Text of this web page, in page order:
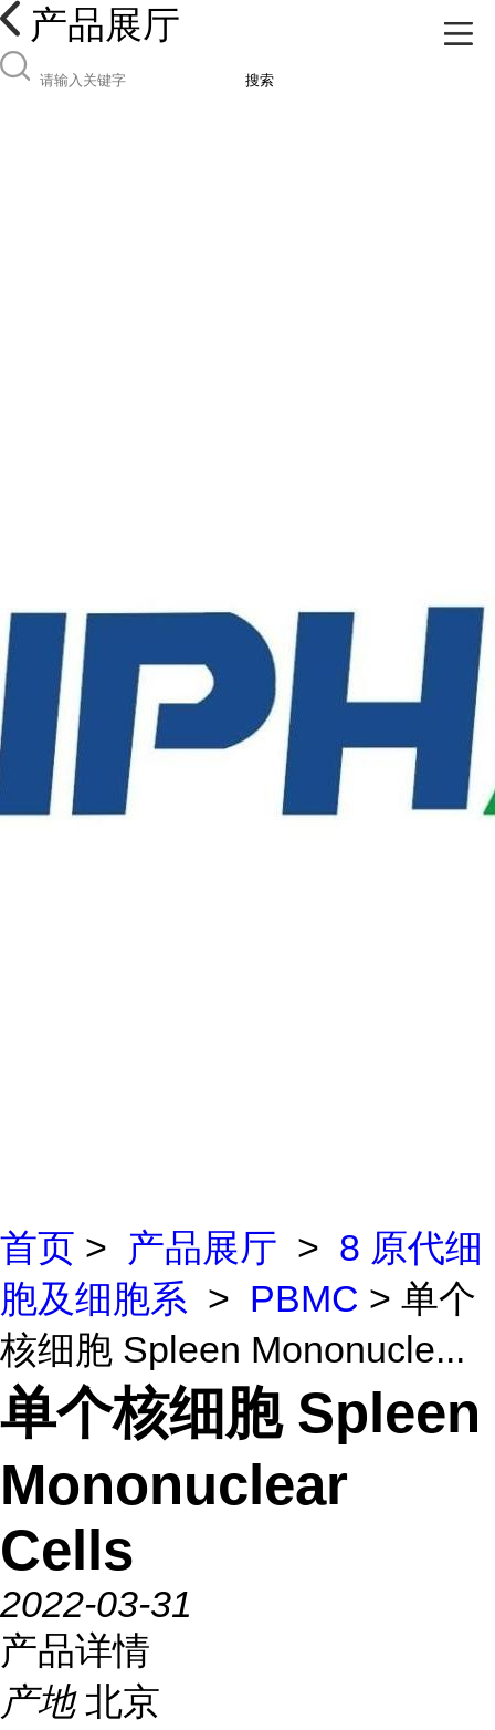
产品展厅
搜索
首页 > 产品展厅 > 8 原代细
胞及细胞系 > PBMC > 单个
核细胞 Spleen Mononucle...
单个核细胞 Spleen
Mononuclear
Cells
2022-03-31
产品详情
产地 北京